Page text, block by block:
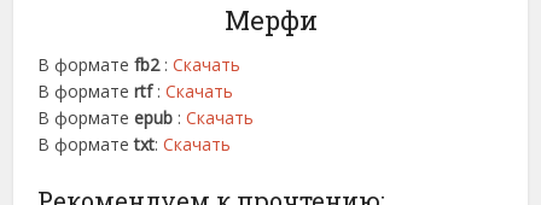
Мерфи
В форматеfb2:Скачать
В форматеrtf :Скачать
В форматеepub :Скачать
В форматеtxt:Скачать